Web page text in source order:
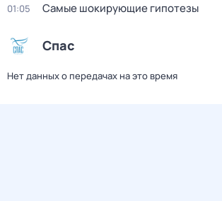
01:05 Самые шoкиpующие гипотезы
Спас
Нет данных о передачах на это время